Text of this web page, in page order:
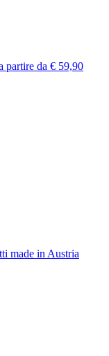
partire da € 59,90
made in Austria